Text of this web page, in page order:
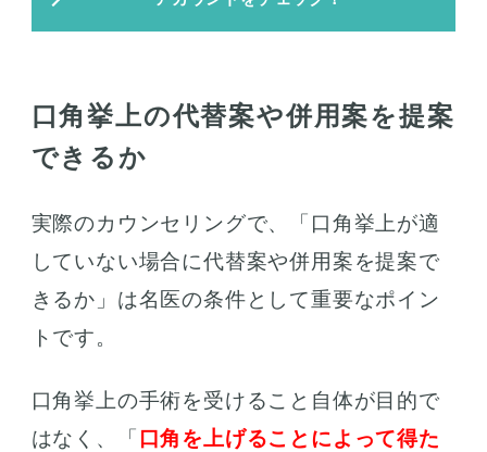
口角挙上の代替案や併用案を提案
できるか
実際のカウンセリングで、「口角挙上が適
していない場合に代替案や併用案を提案で
きるか」は名医の条件として重要なポイン
トです。
口角挙上の手術を受けること自体が目的で
はなく、「 口角を上げることによって得た